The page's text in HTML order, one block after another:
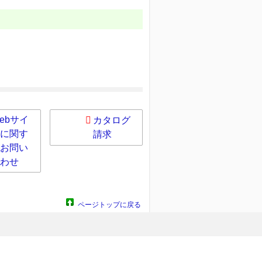
サイ
関す
問い
せ
カタログ
請求
ページトップに戻る